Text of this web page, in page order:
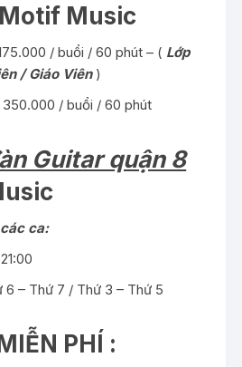
Music
/ buổi / 60 phút – ( Lớp
/ Giáo Viên)
350.000 / buổi / 60 phút
Guitar quận 8
ca:
6 – Thứ 7 / Thứ 3 – Thứ 5
PHÍ :